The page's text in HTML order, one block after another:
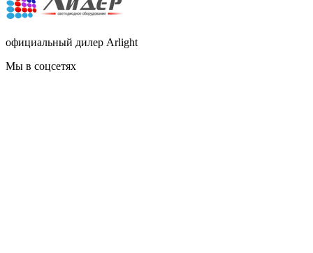
официальный дилер Arlight
Мы в соцсетях